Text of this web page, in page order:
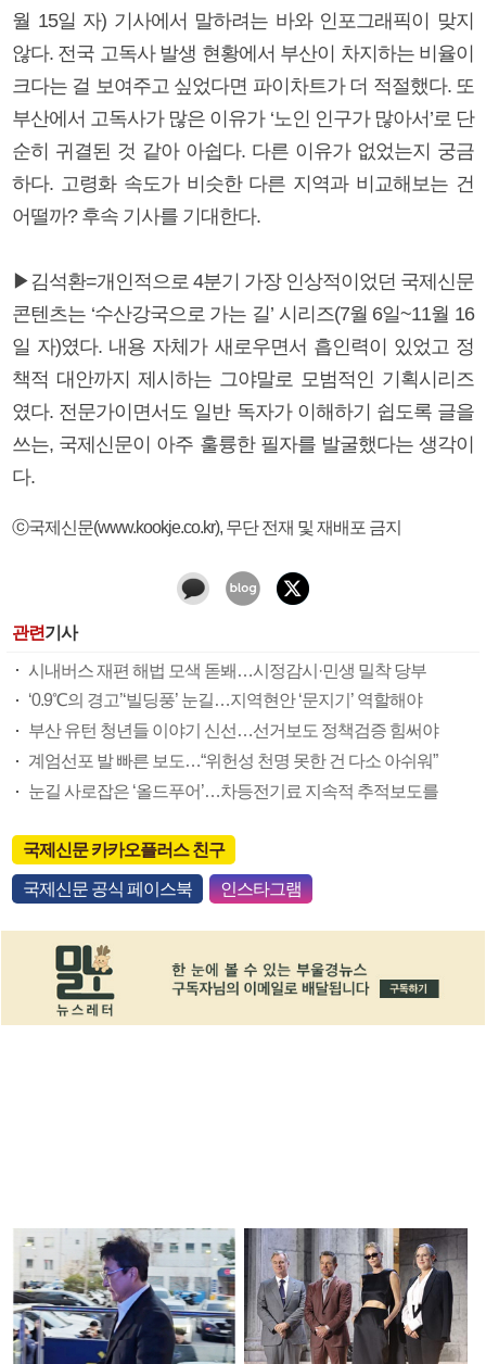
월 15일 자) 기사에서 말하려는 바와 인포그래픽이 맞지
않다. 전국 고독사 발생 현황에서 부산이 차지하는 비율이
크다는 걸 보여주고 싶었다면 파이차트가 더 적절했다. 또
부산에서 고독사가 많은 이유가 ‘노인 인구가 많아서’로 단
순히 귀결된 것 같아 아쉽다. 다른 이유가 없었는지 궁금
하다. 고령화 속도가 비슷한 다른 지역과 비교해보는 건
어떨까? 후속 기사를 기대한다.
▶김석환=개인적으로 4분기 가장 인상적이었던 국제신문
콘텐츠는 ‘수산강국으로 가는 길’ 시리즈(7월 6일~11월 16
일 자)였다. 내용 자체가 새로우면서 흡인력이 있었고 정
책적 대안까지 제시하는 그야말로 모범적인 기획시리즈
였다. 전문가이면서도 일반 독자가 이해하기 쉽도록 글을
쓰는, 국제신문이 아주 훌륭한 필자를 발굴했다는 생각이
다.
ⓒ국제신문(www.kookje.co.kr), 무단 전재 및 재배포 금지
관련기사
시내버스 재편 해법 모색 돋봬…시정감시·민생 밀착 당부
‘0.9℃의 경고’‘빌딩풍’ 눈길…지역현안 ‘문지기’ 역할해야
부산 유턴 청년들 이야기 신선…선거보도 정책검증 힘써야
계엄선포 발 빠른 보도…“위헌성 천명 못한 건 다소 아쉬워”
눈길 사로잡은 ‘올드푸어’…차등전기료 지속적 추적보도를
국제신문 카카오플러스 친구
국제신문 공식 페이스북 인스타그램